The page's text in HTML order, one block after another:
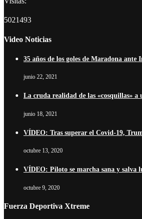
5021493
Video Noticias
35 años de los goles de Maradona ante
junio 22, 2021
La cruda realidad de las «cosquillas» a
junio 18, 2021
VÍDEO: Tras superar el Covid-19,
octubre 13, 2020
VÍDEO: Piloto se marcha sana y salva
octubre 9, 2020
Fuerza Deportiva Xtreme